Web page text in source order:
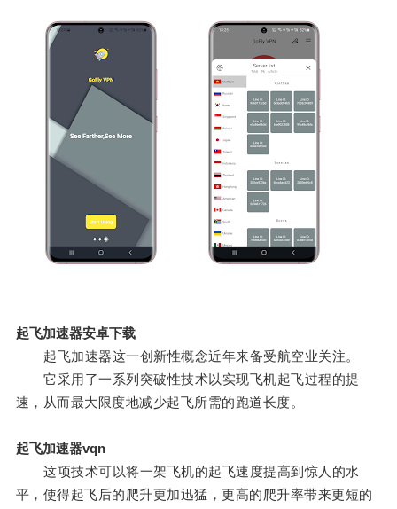
起飞加速器安卓下载
起飞加速器这一创新性概念近年来备受航空业关注。
它采用了一系列突破性技术以实现飞机起飞过程的提
速，从而最大限度地减少起飞所需的跑道长度。
起飞加速器vqn
这项技术可以将一架飞机的起飞速度提高到惊人的水
平，使得起飞后的爬升更加迅猛，更高的爬升率带来更短的